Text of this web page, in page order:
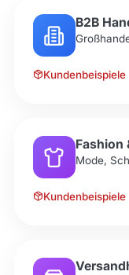
B2B
Kundenbeispiele
Fashion
Mode,
Kundenbeispiele